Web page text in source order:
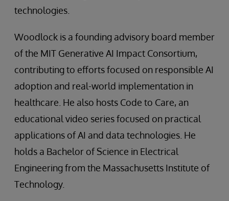
technologies.
Woodlock is a founding advisory board member
of the MIT Generative AI Impact Consortium,
contributing to efforts focused on responsible AI
adoption and real-world implementation in
healthcare. He also hosts Code to Care, an
educational video series focused on practical
applications of AI and data technologies. He
holds a Bachelor of Science in Electrical
Engineering from the Massachusetts Institute of
Technology.